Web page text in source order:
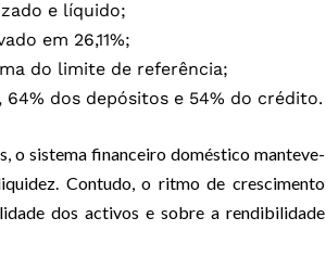
e líquido;
em 26,11%;
do limite de referência;
dos depósitos e 54% do crédito.
o sistema financeiro doméstico manteve-
Contudo, o ritmo de crescimento
dos activos e sobre a rendibilidade